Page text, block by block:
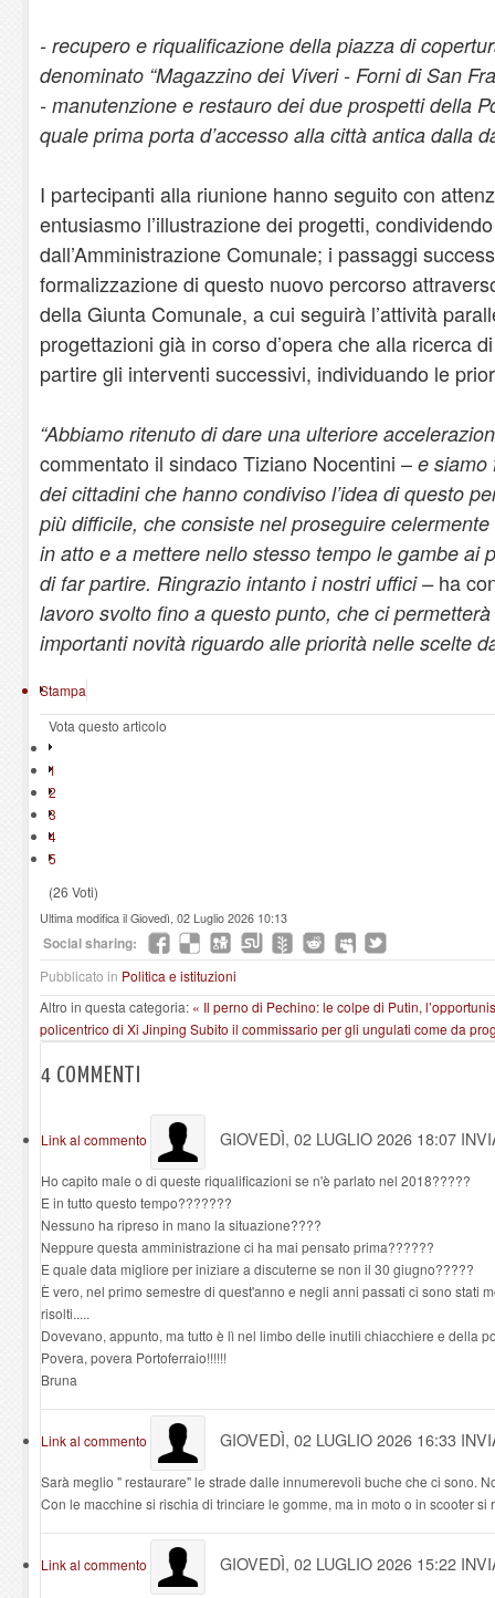
- recupero e riqualificazione della piazza di
denominato “Magazzino dei Viveri - Forni di San
- manutenzione e restauro dei due prospetti della
quale prima porta d’accesso alla città antica dalla
I partecipanti alla riunione hanno seguito con
entusiasmo l’illustrazione dei progetti,
dall’Amministrazione Comunale; i passaggi
formalizzazione di questo nuovo percorso
della Giunta Comunale, a cui seguirà l’attività
progettazioni già in corso d’opera che alla ricerca
partire gli interventi successivi, individuando le
“Abbiamo ritenuto di dare una ulteriore
commentato il sindaco Tiziano Nocentini – e siamo
dei cittadini che hanno condiviso l’idea di questo
più difficile, che consiste nel proseguire
in atto e a mettere nello stesso tempo le gambe ai
di far partire. Ringrazio intanto i nostri uffici –ha
lavoro svolto fino a questo punto, che ci
importanti novità riguardo alle priorità nelle scelte
Stampa
Vota questo articolo
1
2
3
4
5
(26 Voti)
Ultima modifica il Giovedì, 02 Luglio 2026 10:13
Social sharing:
Pubblicato in Politica e istituzioni
Altro in questa categoria: « Il perno di Pechino: le colpe di Putin,
policentrico di Xi Jinping Subito il commissario per gli ungulati come da
4 COMMENTI
Link al commento GIOVEDÌ, 02 LUGLIO 2026 18:07
Ho capito male o di queste riqualificazioni se n'è parlato nel 2018?????
E in tutto questo tempo???????
Nessuno ha ripreso in mano la situazione????
Neppure questa amministrazione ci ha mai pensato prima??????
E quale data migliore per iniziare a discuterne se non il 30 giugno?????
È vero, nel primo semestre di quest'anno e negli anni passati ci sono stati
risolti.....
Dovevano, appunto, ma tutto è lì nel limbo delle inutili chiacchiere e della
Povera, povera Portoferraio!!!!!!
Bruna
Link al commento GIOVEDÌ, 02 LUGLIO 2026 16:33
Sarà meglio " restaurare" le strade dalle innumerevoli buche che ci sono.
Con le macchine si rischia di trinciare le gomme, ma in moto o in scooter si
Link al commento GIOVEDÌ, 02 LUGLIO 2026 15:22